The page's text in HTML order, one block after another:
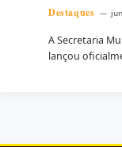
Destaques
A Secretaria
lançou